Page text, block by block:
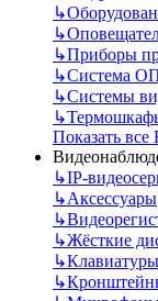
↳
↳
↳Приборы
↳Система
↳Системы
↳
Показать
↳IP-
↳Аксессуары
↳
↳Жёсткие
↳
↳